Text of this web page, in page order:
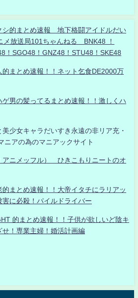
的まとめ速報 地下格闘アイドルだい
放送局101ちゃんねる BNK48 ！
！SGO48！GNZ48！STU48！SKE48
的まとめ速報！！ネット乞食DE2000万
ゲ男の髪ってるまとめ速報！！激しくハ
少女キャラだいすき永遠の非リア充・
ニアの為のマニアックサイト
アニメッフル） ひきこもりニートのオ
まとめ速報！！大帝イタチにラリアッ
害に必殺！パイルドライバー
的まとめ速報！！子供が欲しいど陰キ
せ！専業主婦！婚活計画編